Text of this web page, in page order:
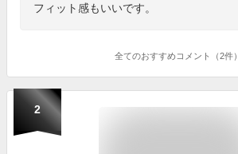
フィット感もいいです。
全てのおすすめコメント（2件）
2